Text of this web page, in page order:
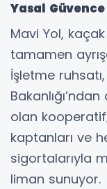
Yasal
Mavi Yol,
tamamen
İşletme
olan
kaptanları ve
sigortalarıyla
liman sunuyor.